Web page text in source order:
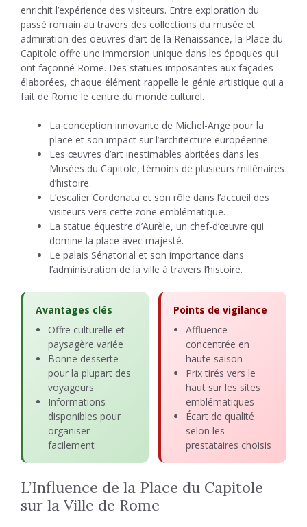
enrichit l’expérience des visiteurs. Entre exploration du
passé romain au travers des collections du musée et
admiration des oeuvres d’art de la Renaissance, la Place du
Capitole offre une immersion unique dans les époques qui
ont façonné Rome. Des statues imposantes aux façades
élaborées, chaque élément rappelle le génie artistique qui a
fait de Rome le centre du monde culturel.
La conception innovante de Michel-Ange pour la
place et son impact sur l’architecture européenne.
Les œuvres d’art inestimables abritées dans les
Musées du Capitole, témoins de plusieurs millénaires
d’histoire.
L’escalier Cordonata et son rôle dans l’accueil des
visiteurs vers cette zone emblématique.
La statue équestre d’Aurèle, un chef-d’œuvre qui
domine la place avec majesté.
Le palais Sénatorial et son importance dans
l’administration de la ville à travers l’histoire.
Avantages clés
Offre culturelle et
paysagère variée
Bonne desserte
pour la plupart des
voyageurs
Informations
disponibles pour
organiser
facilement
Points de vigilance
Affluence
concentrée en
haute saison
Prix tirés vers le
haut sur les sites
emblématiques
Écart de qualité
selon les
prestataires choisis
L’Influence de la Place du Capitole
sur la Ville de Rome